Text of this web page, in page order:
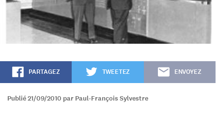
PARTAGEZ TWEETEZ ENVOYEZ
Publié 21/09/2010 par Paul-François Sylvestre